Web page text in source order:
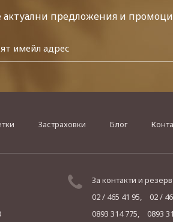
актуални предложения и
Застраховки Блог
За контакти и
02 / 465 41 95,
02 /
0893 314 775,
0893